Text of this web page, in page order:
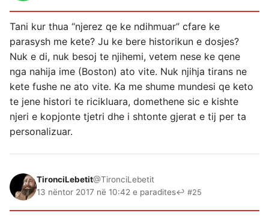
Tani kur thua “njerez qe ke ndihmuar” cfare ke
parasysh me kete? Ju ke bere historikun e dosjes?
Nuk e di, nuk besoj te njihemi, vetem nese ke qene
nga nahija ime (Boston) ato vite. Nuk njihja tirans ne
kete fushe ne ato vite. Ka me shume mundesi qe keto
te jene histori te ricikluara, domethene sic e kishte
njeri e kopjonte tjetri dhe i shtonte gjerat e tij per ta
personalizuar.
TironciLebetit@TironciLebetit
13 nëntor 2017 në 10:42 e paradites↩ #25